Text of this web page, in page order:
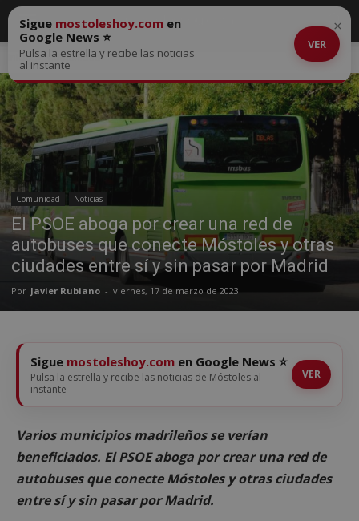
Inicio Comunidad
Comunidad Noticias
El PSOE aboga por crear una red de
autobuses que conecte Móstoles y otras
ciudades entre sí y sin pasar por Madrid
Por Javier Rubiano - viernes, 17 de marzo de 2023
Sigue mostoleshoy.com en
Google News ⭐
Pulsa la estrella y recibe las noticias
al instante
VER
×
Sigue mostoleshoy.com en Google News ⭐
Pulsa la estrella y recibe las noticias de Móstoles al
instante
VER
Varios municipios madrileños se verían
beneficiados. El PSOE aboga por crear una red de
autobuses que conecte Móstoles y otras ciudades
entre sí y sin pasar por Madrid.